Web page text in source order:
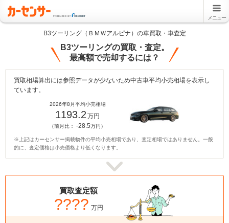
メニュー
B3ツーリング（ＢＭＷアルピナ）の車買取・車査定
B3ツーリングの買取・査定。
最高額で売却するには？
買取相場算出には参照データが少ないため中古車平均小売相場を表示し
ています。
2026年8月平均小売相場
1193.2 万円
（前月比：-28.5万円）
※上記はカーセンサー掲載物件の平均小売相場であり、査定相場ではありません。一般
的に、査定価格は小売価格より低くなります。
買取査定額
???? 万円